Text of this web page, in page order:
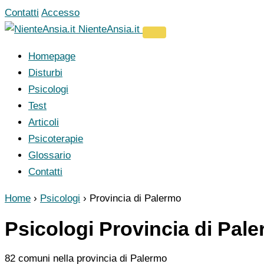
Vai
al
Contatti Accesso
NienteAnsia.it
Homepage
Disturbi
Psicologi
Test
Articoli
Psicoterapie
Glossario
Contatti
Home › Psicologi › Provincia di Palermo
Psicologi Provincia di
82 comuni nella provincia di Palermo